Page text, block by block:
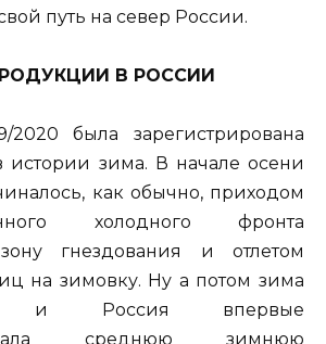
путь на север России.
В РОССИИ
2020 была зарегистрирована
истории зима. В начале осени
как обычно, приходом
холодного фронта
гнездования и отлетом
на зимовку. Ну а потом зима
и Россия впервые
среднюю зимнюю